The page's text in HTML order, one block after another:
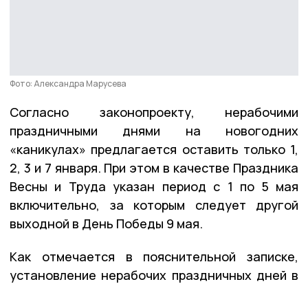
Фото: Александра Марусева
Согласно законопроекту, нерабочими
праздничными днями на новогодних
«каникулах» предлагается оставить только 1,
2, 3 и 7 января. При этом в качестве Праздника
Весны и Труда указан период с 1 по 5 мая
включительно, за которым следует другой
выходной в День Победы 9 мая.
Как отмечается в пояснительной записке,
установление нерабочих праздничных дней в